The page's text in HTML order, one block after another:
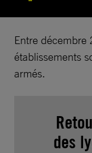
Entre décembre
établissements
armés.
des